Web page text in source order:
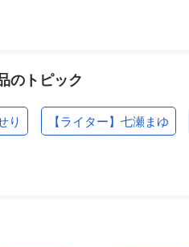
のトピック
り 【ライター】七瀬まゆ